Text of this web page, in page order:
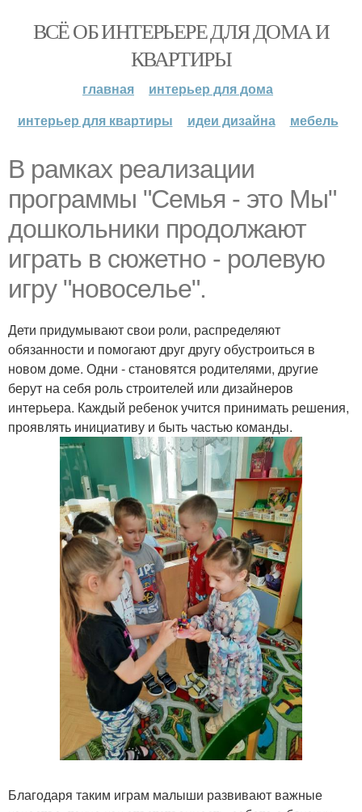
ВСЁ ОБ ИНТЕРЬЕРЕ ДЛЯ ДОМА И
КВАРТИРЫ
главная
интерьер для дома
интерьер для квартиры
идеи дизайна мебель
В рамках реализации
программы "Семья - это Мы"
дошкольники продолжают
играть в сюжетно - ролевую
игру "новоселье".
Дети придумывают свои роли, распределяют
обязанности и помогают друг другу обустроиться в
новом доме. Одни - становятся родителями, другие
берут на себя роль строителей или дизайнеров
интерьера. Каждый ребенок учится принимать решения,
проявлять инициативу и быть частью команды.
Благодаря таким играм малыши развивают важные